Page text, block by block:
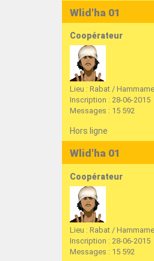
Wlid'ha 01
Coopérateur
Lieu : Rabat /
Inscription : 28-06-2015
Messages : 15 592
Hors ligne
Wlid'ha 01
Coopérateur
Lieu : Rabat /
Inscription : 28-06-2015
Messages : 15 592